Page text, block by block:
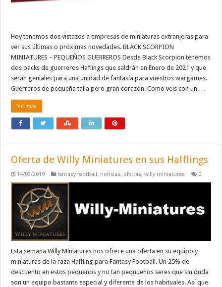
Hoy tenemos dos vistazos a empresas de miniaturas extranjeras para
ver sus últimas o próximas novedades. BLACK SCORPION
MINIATURES – PEQUEÑOS GUERREROS Desde Black Scorpion tenemos
dos packs de guerreros Haflings que saldrán en Enero de 2021 y que
serán geniales para una unidad de fantasía para vuestros wargames.
Guerreros de pequeña talla pero gran corazón. Como veis con un …
Ver más
Oferta de Willy Miniatures en sus Halflings
14/03/2019 fantasy football, noticias, ofertas,willy miniatures 0
Esta semana Willy Miniatures nos ofrece una oferta en su equipo y
miniaturas de la raza Halfling para Fantasy Football. Un 25% de
descuento en estos pequeños y no tan pequueños seres que sin duda
son un equipo bastante especial y diferente de los habituales. Así que